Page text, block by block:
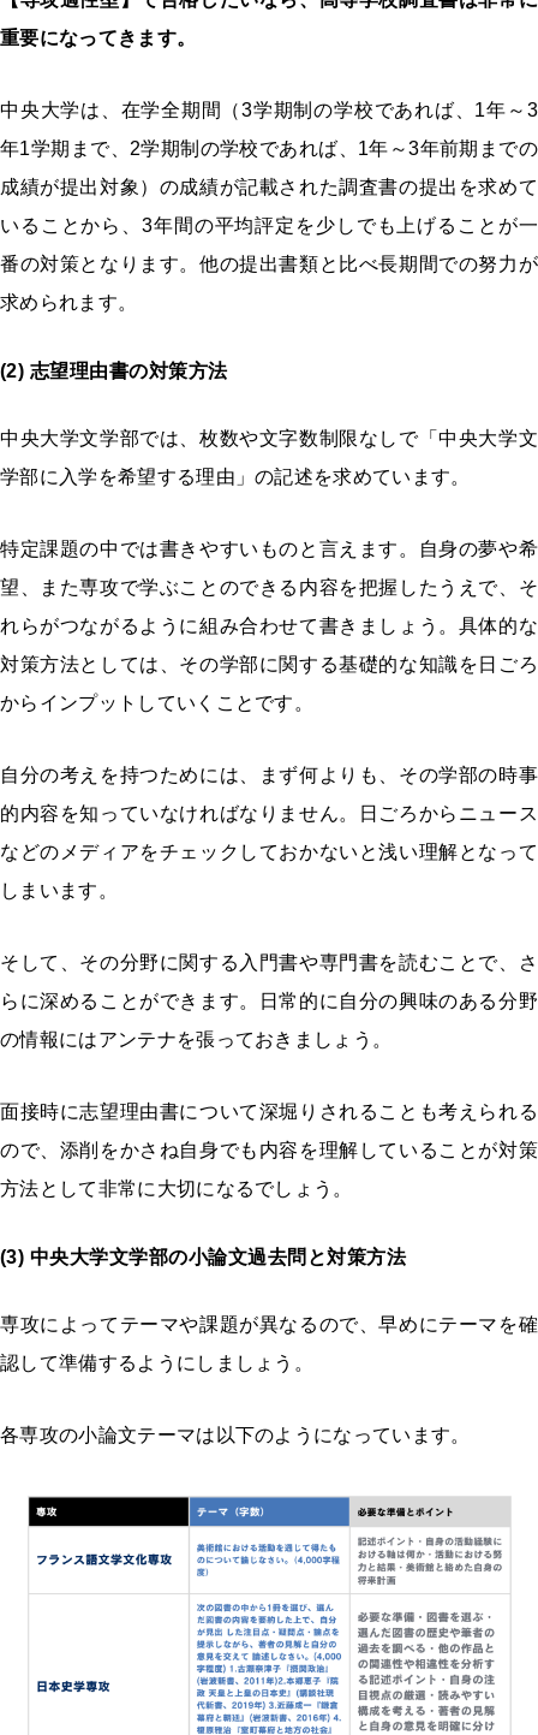
重要になってきます。
中央大学は、在学全期間（3学期制の学校であれば、1年～3
年1学期まで、2学期制の学校であれば、1年～3年前期までの
成績が提出対象）の成績が記載された調査書の提出を求めて
いることから、3年間の平均評定を少しでも上げることが一
番の対策となります。他の提出書類と比べ長期間での努力が
求められます。
(2) 志望理由書の対策方法
中央大学文学部では、枚数や文字数制限なしで「中央大学文
学部に入学を希望する理由」の記述を求めています。
特定課題の中では書きやすいものと言えます。自身の夢や希
望、また専攻で学ぶことのできる内容を把握したうえで、そ
れらがつながるように組み合わせて書きましょう。具体的な
対策方法としては、その学部に関する基礎的な知識を日ごろ
からインプットしていくことです。
自分の考えを持つためには、まず何よりも、その学部の時事
的内容を知っていなければなりません。日ごろからニュース
などのメディアをチェックしておかないと浅い理解となって
しまいます。
そして、その分野に関する入門書や専門書を読むことで、さ
らに深めることができます。日常的に自分の興味のある分野
の情報にはアンテナを張っておきましょう。
面接時に志望理由書について深堀りされることも考えられる
ので、添削をかさね自身でも内容を理解していることが対策
方法として非常に大切になるでしょう。
(3) 中央大学文学部の小論文過去問と対策方法
専攻によってテーマや課題が異なるので、早めにテーマを確
認して準備するようにしましょう。
各専攻の小論文テーマは以下のようになっています。